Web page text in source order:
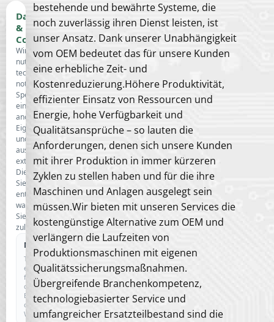
bestehende und bewährte Systeme, die
noch zuverlässig ihren Dienst leisten, ist
unser Ansatz. Dank unserer Unabhängigkeit
vom OEM bedeutet das für unsere Kunden
eine erhebliche Zeit- und
Kostenreduzierung.Höhere Produktivität,
effizienter Einsatz von Ressourcen und
Energie, hohe Verfügbarkeit und
Qualitätsansprüche – so lauten die
Anforderungen, denen sich unsere Kunden
mit ihrer Produktion in immer kürzeren
Zyklen zu stellen haben und für die ihre
Maschinen und Anlagen ausgelegt sein
müssen.Wir bieten mit unseren Services die
kostengünstige Alternative zum OEM und
verlängern die Laufzeiten von
Produktionsmaschinen mit eigenen
Qualitätssicherungsmaßnahmen.
Übergreifende Branchenkompetenz,
technologiebasierter Service und
umfangreicher Ersatzteilbestand sind die
Datenschutz
&
Cookies
Wir
nutzen
technisch
notwendige
Speicherung,
eine
anonyme
Eigenstatistik
und
ausgewählte
externe
Dienste.
Sie
entscheiden,
was
Sie
zulassen.
Notwendig
Technisch
erforderlich
für
den
Betrieb
der
Website.